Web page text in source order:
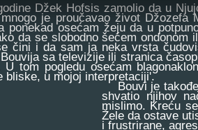
Džek Hofsis zamolio da u
je proučavao život
ponekad osećam žeju da u
da se slobodno šećem
čini i da sam ja neka vrsta
sa televizije ili stranica
tom pogledu osećam
bliske, u mojoj interpretaciji'.
Bouvi je takođe
shvatio njihov
mislimo. Kreću
Žele da ostave
i frustrirane,